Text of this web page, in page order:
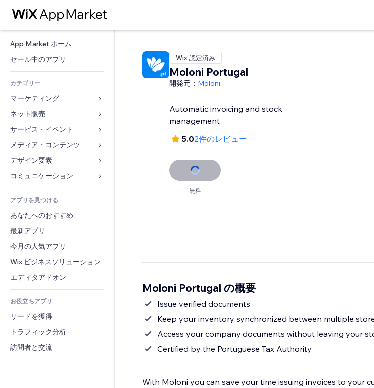
App Market ホーム
セール中のアプリ
カテゴリー
マーケティング
広告
モバイル
アクセス解析
リスティング広告
メール
コンバージョン
ネット販売
ストア用アプリ
発送・配達
販売ボタン
会計
クーポン・特典
倉庫管理ソリューション
ドロップシッピング
食品・飲料
サービス・イベント
ホテル
イベント
レストラン
不動産
ブッキング
メディア・コンテンツ
ギャラリー
音楽
ポッドキャスト
写真
動画
PDF
ファイル共有
ニュース
デザイン要素
マップ・ナビ
プライバシー・セキュリティ
時計
ページテンプレート
画像効果
ボタン・メニュー
バナー・バッジ
電卓
検索
天気
チャート・テーブル
フォーム
ブログ
投票
チャット
コメント
電話
コミュニティィ
レビュー・お客さまの声
CRM
アプリを見つける
あなたへのおすすめ
最新アプリ
今月の人気アプリ
Wix ビジネスソリューション
エディタアドオン
お役立ちアプリ
リードを獲得
トラフィック分析
訪問者と交流
Wix 認定済み
Moloni Portugal
開発元： Moloni
Automatic invoicing and stock
management
5.02件のレビュー
無料
Moloni Portugal の概要
Issue verified documents
Keep your inventory synchronized between multiple
Access your company documents without leaving your
Certified by the Portuguese Tax Authority
With Moloni you can save your time issuing invoices to your